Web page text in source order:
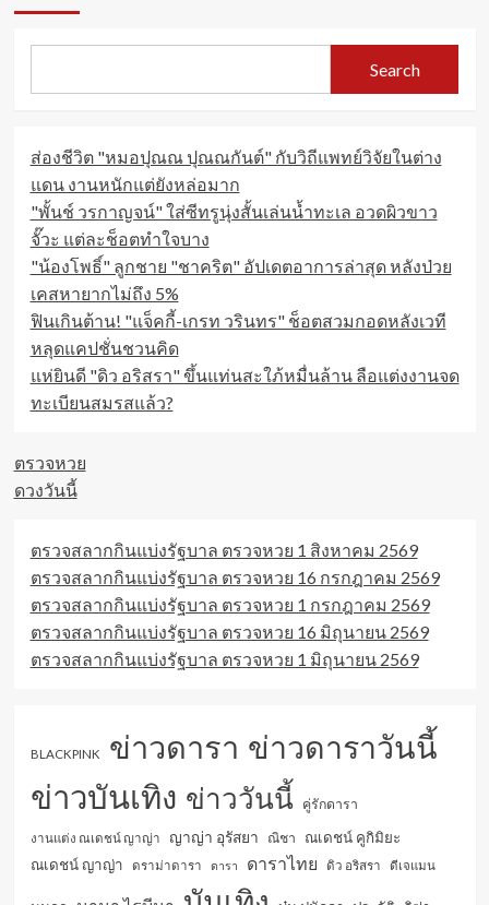
Search
ส่องชีวิต "หมอปุณณ ปุณณกันต์" กับวิถีแพทย์วิจัยในต่าง
แดน งานหนักแต่ยังหล่อมาก
"พั้นช์ วรกาญจน์" ใส่ซีทรูนุ่งสั้นเล่นน้ำทะเล อวดผิวขาว
จั๊วะ แต่ละช็อตทำใจบาง
"น้องโพธิ์" ลูกชาย "ชาคริต" อัปเดตอาการล่าสุด หลังป่วย
เคสหายากไม่ถึง 5%
ฟินเกินต้าน! "แจ็คกี้-เกรท วรินทร" ช็อตสวมกอดหลังเวที
หลุดแคปชั่นชวนคิด
แห่ยินดี "ดิว อริสรา" ขึ้นแท่นสะใภ้หมื่นล้าน ลือแต่งงานจด
ทะเบียนสมรสแล้ว?
ตรวจหวย
ดวงวันนี้
ตรวจสลากกินแบ่งรัฐบาล ตรวจหวย 1 สิงหาคม 2569
ตรวจสลากกินแบ่งรัฐบาล ตรวจหวย 16 กรกฎาคม 2569
ตรวจสลากกินแบ่งรัฐบาล ตรวจหวย 1 กรกฎาคม 2569
ตรวจสลากกินแบ่งรัฐบาล ตรวจหวย 16 มิถุนายน 2569
ตรวจสลากกินแบ่งรัฐบาล ตรวจหวย 1 มิถุนายน 2569
BLACKPINK ข่าวดารา ข่าวดาราวันนี้
ข่าวบันเทิง ข่าววันนี้ คู่รักดารา
งานแต่ง ณเดชน์ ญาญ่า ญาญ่า อุรัสยา ณิชา
ณเดชน์ คูกิมิยะ
ณเดชน์ ญาญ่า
ดราม่าดารา ดารา ดาราไทย ดิว อริสรา ดีเจแมน